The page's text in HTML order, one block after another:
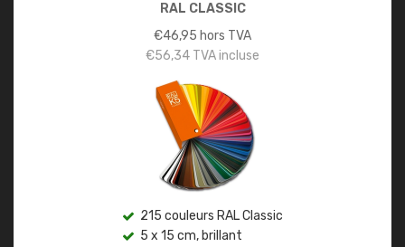
RAL CLASSIC
€46,95 hors TVA
€56,34 TVA incluse
215 couleurs RAL Classic
5 x 15 cm, brillant